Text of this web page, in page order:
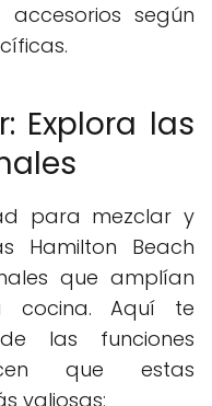
según
Explora las
para mezclar y
Hamilton Beach
que amplían
cocina. Aquí te
las funciones
que estas
valiosas: